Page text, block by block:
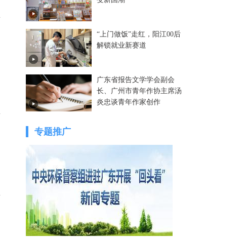
“上门做饭”走红，阳江00后
解锁就业新赛道
广东省报告文学学会副会
长、广州市青年作协主席汤
炎忠谈青年作家创作
专题推广